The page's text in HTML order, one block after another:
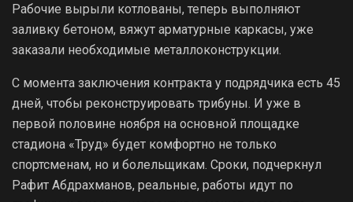
Рабочие вырыли котлованы, теперь выполняют
заливку бетоном, вяжут арматурные каркасы, уже
заказали необходимые металлоконструкции.
С момента заключения контракта у подрядчика есть 45
дней, чтобы реконструировать трибуны. И уже в
первой половине ноября на основной площадке
стадиона «Труд» будет комфортно не только
спортсменам, но и болельщикам. Сроки, подчеркнул
Рафит Абдрахманов, реальные, работы идут по